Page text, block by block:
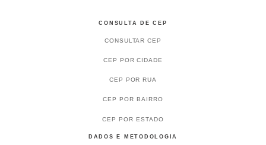
CONSULTA DE CEP
CONSULTAR CEP
CEP POR CIDADE
CEP POR RUA
CEP POR BAIRRO
CEP POR ESTADO
DADOS E METODOLOGIA